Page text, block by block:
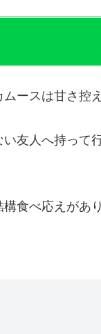
ースは甘さ控
友人へ持って
食べ応えがあ